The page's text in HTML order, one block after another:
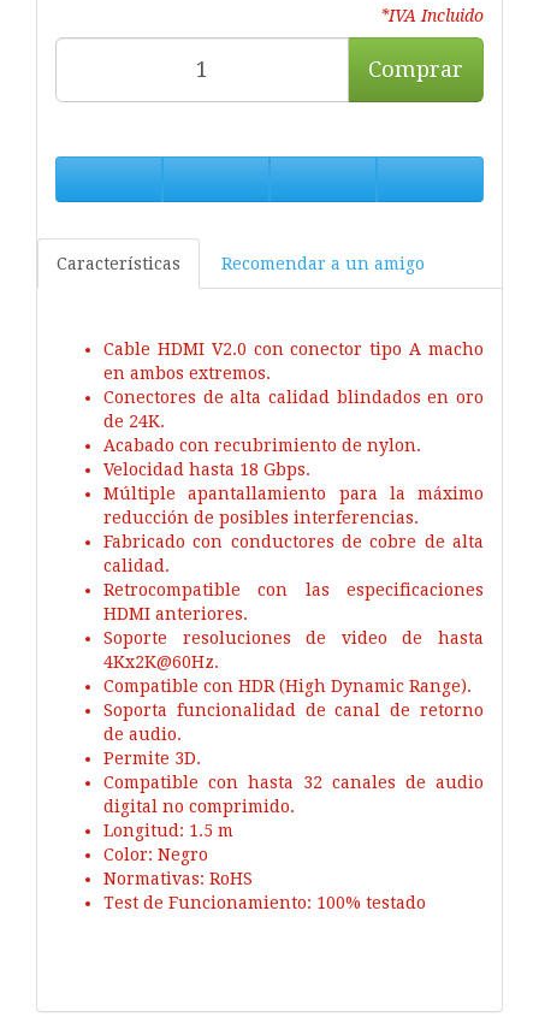
*IVA Incluido
Comprar
Características Recomendar a un amigo
Cable HDMI V2.0 con conector tipo A macho
en ambos extremos.
Conectores de alta calidad blindados en oro
de 24K.
Acabado con recubrimiento de nylon.
Velocidad hasta 18 Gbps.
Múltiple apantallamiento para la máximo
reducción de posibles interferencias.
Fabricado con conductores de cobre de alta
calidad.
Retrocompatible con las especificaciones
HDMI anteriores.
Soporte resoluciones de video de hasta
4Kx2K@60Hz.
Compatible con HDR (High Dynamic Range).
Soporta funcionalidad de canal de retorno
de audio.
Permite 3D.
Compatible con hasta 32 canales de audio
digital no comprimido.
Longitud: 1.5 m
Color: Negro
Normativas: RoHS
Test de Funcionamiento: 100% testado